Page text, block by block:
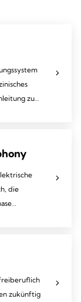
zum
die
zukünftig